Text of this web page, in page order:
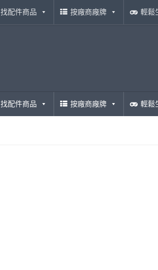
找配件商品 按廠商廠牌 輕鬆
找配件商品 按廠商廠牌 輕鬆